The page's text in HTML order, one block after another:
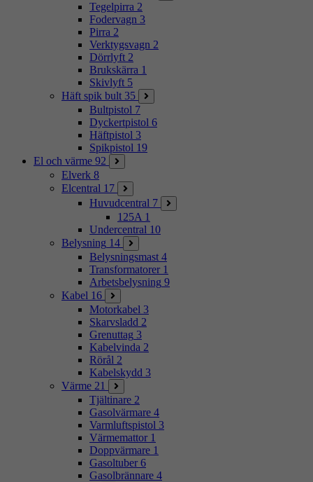
Tegelpirra 2
Fodervagn 3
Pirra 2
Verktygsvagn 2
Dörrlyft 2
Brukskärra 1
Skivlyft 5
Häft spik bult 35
Bultpistol 7
Dyckertpistol 6
Häftpistol 3
Spikpistol 19
El och värme 92
Elverk 8
Elcentral 17
Huvudcentral 7
125A 1
Undercentral 10
Belysning 14
Belysningsmast 4
Transformatorer 1
Arbetsbelysning 9
Kabel 16
Motorkabel 3
Skarvsladd 2
Grenuttag 3
Kabelvinda 2
Rörål 2
Kabelskydd 3
Värme 21
Tjältinare 2
Gasolvärmare 4
Varmluftspistol 3
Värmemattor 1
Doppvärmare 1
Gasoltuber 6
Gasolbrännare 4